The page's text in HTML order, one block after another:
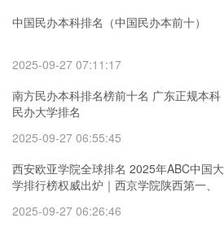
中国民办本科排名（中国民办本前十）
2025-09-27 07:11:17
南方民办本科排名榜前十名 广东正规本科
民办大学排名
2025-09-27 06:55:45
西安欧亚学院全球排名 2025年ABC中国大
学排行榜权威出炉｜西京学院陕西第一、
2025-09-27 06:26:46